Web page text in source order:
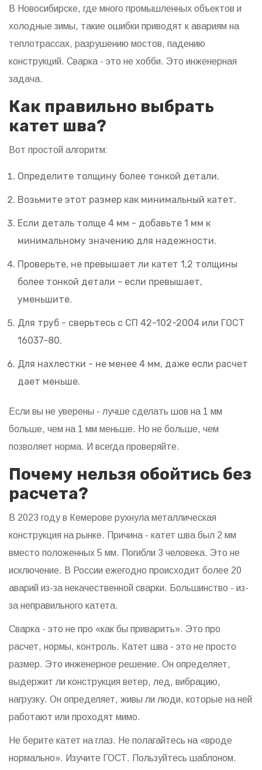
В Новосибирске, где много промышленных объектов и
холодные зимы, такие ошибки приводят к авариям на
теплотрассах, разрушению мостов, падению
конструкций. Сварка - это не хобби. Это инженерная
задача.
Как правильно выбрать
катет шва?
Вот простой алгоритм:
Определите толщину более тонкой детали.
Возьмите этот размер как минимальный катет.
Если деталь толще 4 мм - добавьте 1 мм к
минимальному значению для надежности.
Проверьте, не превышает ли катет 1,2 толщины
более тонкой детали - если превышает,
уменьшите.
Для труб - сверьтесь с СП 42-102-2004 или ГОСТ
16037-80.
Для нахлестки - не менее 4 мм, даже если расчет
дает меньше.
Если вы не уверены - лучше сделать шов на 1 мм
больше, чем на 1 мм меньше. Но не больше, чем
позволяет норма. И всегда проверяйте.
Почему нельзя обойтись без
расчета?
В 2023 году в Кемерове рухнула металлическая
конструкция на рынке. Причина - катет шва был 2 мм
вместо положенных 5 мм. Погибли 3 человека. Это не
исключение. В России ежегодно происходит более 20
аварий из-за некачественной сварки. Большинство - из-
за неправильного катета.
Сварка - это не про «как бы приварить». Это про
расчет, нормы, контроль. Катет шва - это не просто
размер. Это инженерное решение. Он определяет,
выдержит ли конструкция ветер, лед, вибрацию,
нагрузку. Он определяет, живы ли люди, которые на ней
работают или проходят мимо.
Не берите катет на глаз. Не полагайтесь на «вроде
нормально». Изучите ГОСТ. Пользуйтесь шаблоном.